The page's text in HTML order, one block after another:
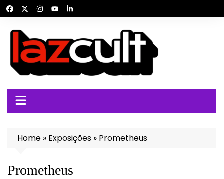
para
conteúdo
Home » Exposições » Prometheus
Prometheus